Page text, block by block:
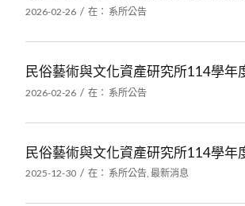
2026-02-26 / 在： 系所公告
民俗藝術與文化資產研究所114學
2026-02-26 / 在： 系所公告
民俗藝術與文化資產研究所114學
2025-12-30 / 在： 系所公告, 最新消息